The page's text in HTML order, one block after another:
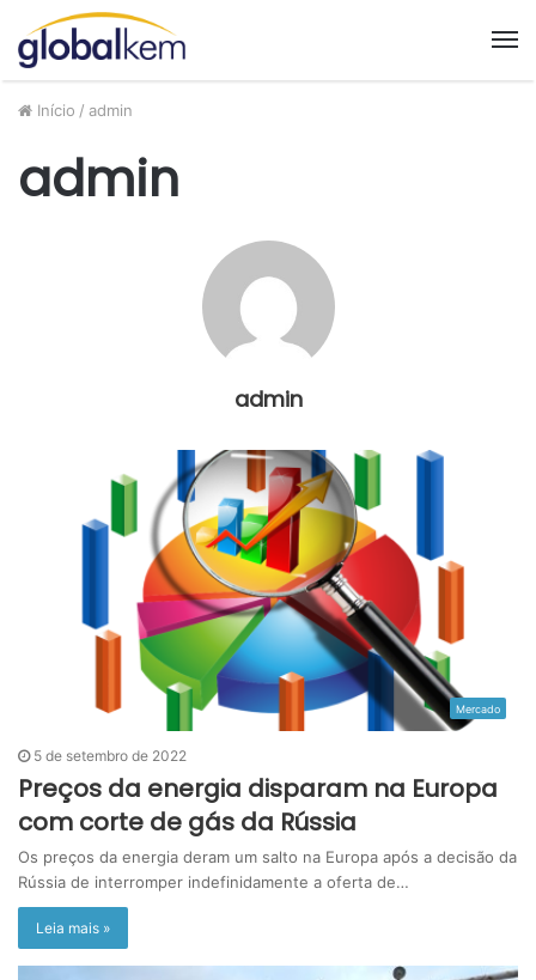
Início / admin
admin
admin
Mercado
5 de setembro de 2022
Preços da energia disparam na Europa
com corte de gás da Rússia
Os preços da energia deram um salto na Europa após a decisão da
Rússia de interromper indefinidamente a oferta de…
Leia mais »